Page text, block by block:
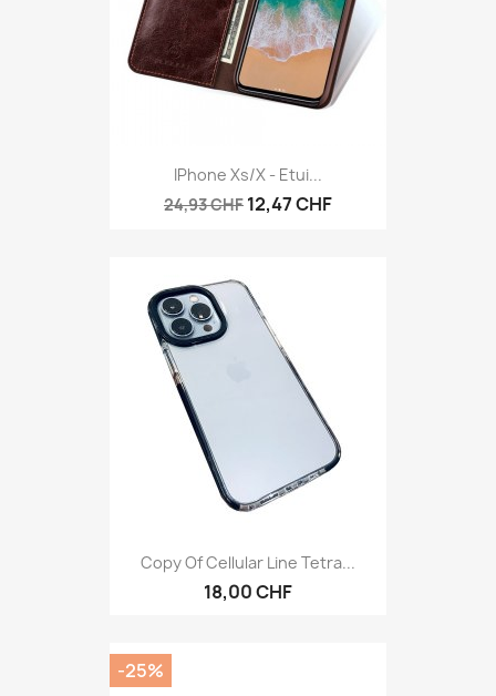
IPhone Xs/X - Etui...
24,93 CHF 12,47 CHF
Copy Of Cellular Line Tetra...
18,00 CHF
-25%